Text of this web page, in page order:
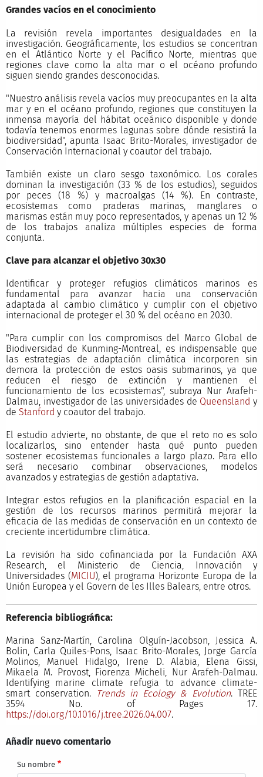
Grandes vacíos en el conocimiento
La revisión revela importantes desigualdades en la
investigación. Geográficamente, los estudios se concentran
en el Atlántico Norte y el Pacífico Norte, mientras que
regiones clave como la alta mar o el océano profundo
siguen siendo grandes desconocidas.
"Nuestro análisis revela vacíos muy preocupantes en la alta
mar y en el océano profundo, regiones que constituyen la
inmensa mayoría del hábitat oceánico disponible y donde
todavía tenemos enormes lagunas sobre dónde resistirá la
biodiversidad", apunta Isaac Brito-Morales, investigador de
Conservación Internacional y coautor del trabajo.
También existe un claro sesgo taxonómico. Los corales
dominan la investigación (33 % de los estudios), seguidos
por peces (18 %) y macroalgas (14 %). En contraste,
ecosistemas como praderas marinas, manglares o
marismas están muy poco representados, y apenas un 12 %
de los trabajos analiza múltiples especies de forma
conjunta.
Clave para alcanzar el objetivo 30x30
Identificar y proteger refugios climáticos marinos es
fundamental para avanzar hacia una conservación
adaptada al cambio climático y cumplir con el objetivo
internacional de proteger el 30 % del océano en 2030.
"Para cumplir con los compromisos del Marco Global de
Biodiversidad de Kunming-Montreal, es indispensable que
las estrategias de adaptación climática incorporen sin
demora la protección de estos oasis submarinos, ya que
reducen el riesgo de extinción y mantienen el
funcionamiento de los ecosistemas", subraya Nur Arafeh-
Dalmau, investigador de las universidades de Queensland y
de Stanford y coautor del trabajo.
El estudio advierte, no obstante, de que el reto no es solo
localizarlos, sino entender hasta qué punto pueden
sostener ecosistemas funcionales a largo plazo. Para ello
será necesario combinar observaciones, modelos
avanzados y estrategias de gestión adaptativa.
Integrar estos refugios en la planificación espacial en la
gestión de los recursos marinos permitirá mejorar la
eficacia de las medidas de conservación en un contexto de
creciente incertidumbre climática.
La revisión ha sido cofinanciada por la Fundación AXA
Research, el Ministerio de Ciencia, Innovación y
Universidades (MICIU), el programa Horizonte Europa de la
Unión Europea y el Govern de les Illes Balears, entre otros.
Referencia bibliográfica:
Marina Sanz-Martín, Carolina Olguín-Jacobson, Jessica A.
Bolin, Carla Quiles-Pons, Isaac Brito-Morales, Jorge García
Molinos, Manuel Hidalgo, Irene D. Alabia, Elena Gissi,
Mikaela M. Provost, Fiorenza Micheli, Nur Arafeh-Dalmau.
Identifying marine climate refugia to advance climate-
smart conservation. Trends in Ecology & Evolution. TREE
3594 No. of Pages 17.
https://doi.org/10.1016/j.tree.2026.04.007.
Añadir nuevo comentario
Su nombre